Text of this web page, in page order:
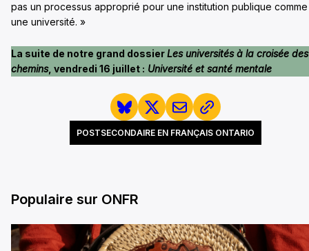
pas un processus approprié pour une institution publique comme
une université. »
La suite de notre grand dossierLes universités à la croisée des
chemins, vendredi 16 juillet : Université et santé mentale
POSTSECONDAIRE EN FRANÇAIS ONTARIO
Populaire sur ONFR